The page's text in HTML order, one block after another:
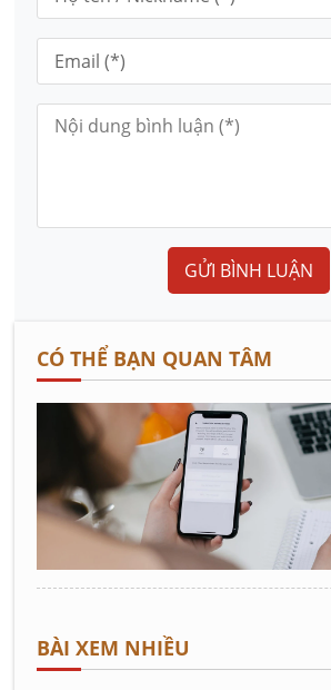
GỬI BÌNH LUẬN
CÓ THỂ BẠN QUAN TÂM
BÀI XEM NHIỀU